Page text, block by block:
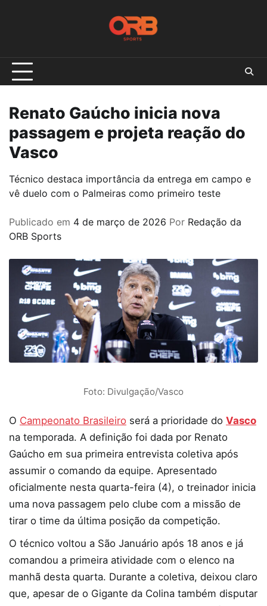
Renato Gaúcho inicia nova
passagem e projeta reação do
Vasco
Técnico destaca importância da entrega em campo e
vê duelo com o Palmeiras como primeiro teste
Publicado em 4 de março de 2026 Por Redação da
ORB Sports
Foto: Divulgação/Vasco
O Campeonato Brasileiro será a prioridade do Vasco
na temporada. A definição foi dada por Renato
Gaúcho em sua primeira entrevista coletiva após
assumir o comando da equipe. Apresentado
oficialmente nesta quarta-feira (4), o treinador inicia
uma nova passagem pelo clube com a missão de
tirar o time da última posição da competição.
O técnico voltou a São Januário após 18 anos e já
comandou a primeira atividade com o elenco na
manhã desta quarta. Durante a coletiva, deixou claro
que, apesar de o Gigante da Colina também disputar